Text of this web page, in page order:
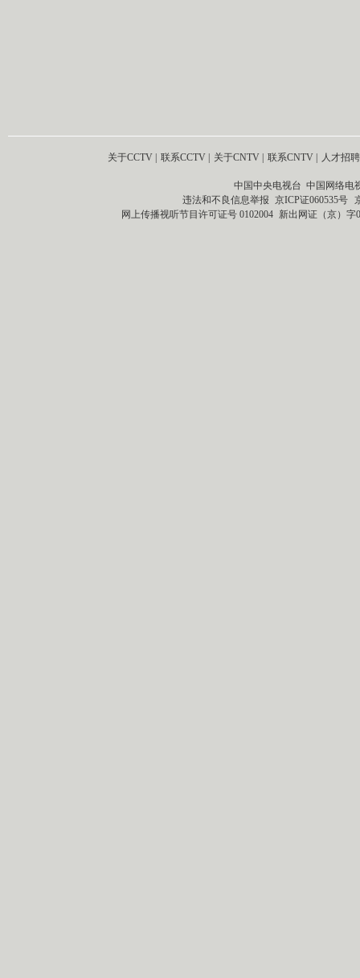
关于CCTV 联系CCTV 关于CNTV 联系CNTV 人才招聘
中国中央电视台 中国网络电
违法和不良信息举报 京ICP证060535号
网上传播视听节目许可证号 0102004 新出网证（京）